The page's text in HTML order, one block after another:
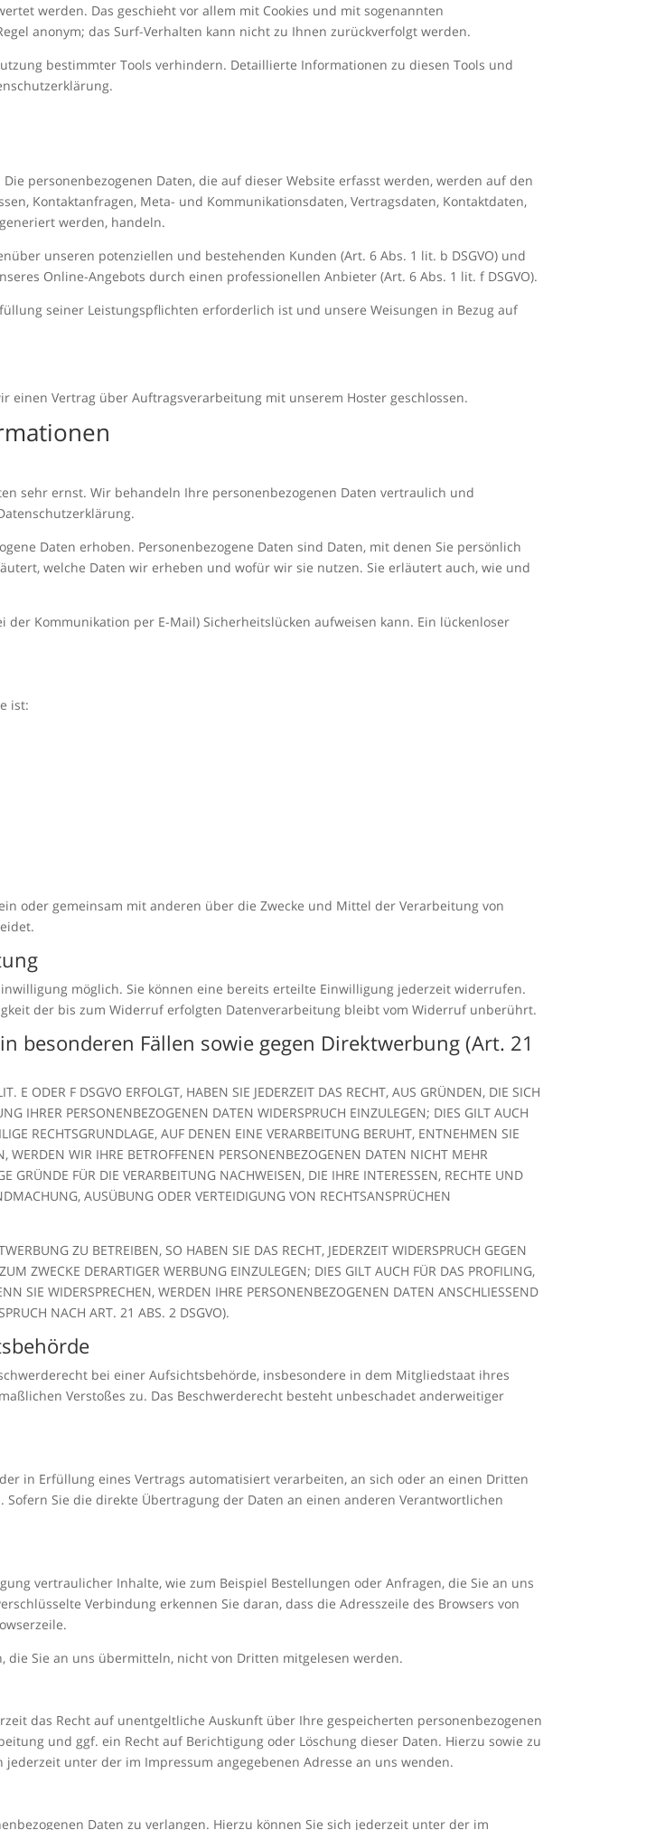
werden. Das geschieht vor allem mit Cookies und mit sogenannten
anonym; das Surf-Verhalten kann nicht zu Ihnen zurückverfolgt werden.
bestimmter Tools verhindern. Detaillierte Informationen zu diesen Tools und
personenbezogenen Daten, die auf dieser Website erfasst werden, werden auf den
Kontaktanfragen, Meta- und Kommunikationsdaten, Vertragsdaten, Kontaktdaten,
werden, handeln.
unseren potenziellen und bestehenden Kunden (Art. 6 Abs. 1 lit. b DSGVO) und
Online-Angebots durch einen professionellen Anbieter (Art. 6 Abs. 1 lit. f DSGVO).
seiner Leistungspflichten erforderlich ist und unsere Weisungen in Bezug auf
Vertrag über Auftragsverarbeitung mit unserem Hoster geschlossen.
sehr ernst. Wir behandeln Ihre personenbezogenen Daten vertraulich und
Daten erhoben. Personenbezogene Daten sind Daten, mit denen Sie persönlich
welche Daten wir erheben und wofür wir sie nutzen. Sie erläutert auch, wie und
Kommunikation per E-Mail) Sicherheitslücken aufweisen kann. Ein lückenloser
ist:
oder gemeinsam mit anderen über die Zwecke und Mittel der Verarbeitung von
möglich. Sie können eine bereits erteilte Einwilligung jederzeit widerrufen.
der bis zum Widerruf erfolgten Datenverarbeitung bleibt vom Widerruf unberührt.
besonderen Fällen sowie gegen Direktwerbung (Art. 21
ODER F DSGVO ERFOLGT, HABEN SIE JEDERZEIT DAS RECHT, AUS GRÜNDEN, DIE SICH
IHRER PERSONENBEZOGENEN DATEN WIDERSPRUCH EINZULEGEN; DIES GILT AUCH
RECHTSGRUNDLAGE, AUF DENEN EINE VERARBEITUNG BERUHT, ENTNEHMEN SIE
WERDEN WIR IHRE BETROFFENEN PERSONENBEZOGENEN DATEN NICHT MEHR
GRÜNDE FÜR DIE VERARBEITUNG NACHWEISEN, DIE IHRE INTERESSEN, RECHTE UND
AUSÜBUNG ODER VERTEIDIGUNG VON RECHTSANSPRÜCHEN
ZU BETREIBEN, SO HABEN SIE DAS RECHT, JEDERZEIT WIDERSPRUCH GEGEN
ZWECKE DERARTIGER WERBUNG EINZULEGEN; DIES GILT AUCH FÜR DAS PROFILING,
SIE WIDERSPRECHEN, WERDEN IHRE PERSONENBEZOGENEN DATEN ANSCHLIESSEND
NACH ART. 21 ABS. 2 DSGVO).
bei einer Aufsichtsbehörde, insbesondere in dem Mitgliedstaat ihres
Verstoßes zu. Das Beschwerderecht besteht unbeschadet anderweitiger
in Erfüllung eines Vertrags automatisiert verarbeiten, an sich oder an einen Dritten
Sie die direkte Übertragung der Daten an einen anderen Verantwortlichen
vertraulicher Inhalte, wie zum Beispiel Bestellungen oder Anfragen, die Sie an uns
Verbindung erkennen Sie daran, dass die Adresszeile des Browsers von
die Sie an uns übermitteln, nicht von Dritten mitgelesen werden.
das Recht auf unentgeltliche Auskunft über Ihre gespeicherten personenbezogenen
und ggf. ein Recht auf Berichtigung oder Löschung dieser Daten. Hierzu sowie zu
unter der im Impressum angegebenen Adresse an uns wenden.
Daten zu verlangen. Hierzu können Sie sich jederzeit unter der im